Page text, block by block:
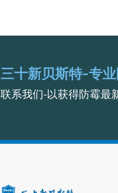
三十新贝斯特-专
联系我们-以获得防霉最